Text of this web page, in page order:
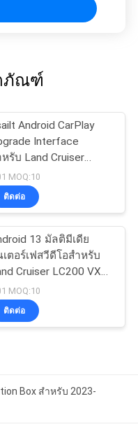
ภัณฑ์
Android CarPlay
Interface
หรับ Land Cruiser
GXR 2020-2021
งนำทาง GPS, โมดูล
Auto
MOQ:10
ติดต่อ
13 มัลติมีเดีย
ตอร์เฟสวีดีโอสําหรับ
Cruiser LC200 VXR
GXL Sahara V8 2013-
OEM อัพเกรดจอ
มกับการเล่น CarPlay
MOQ:10
ติดต่อ
Box สําหรับ 2023-